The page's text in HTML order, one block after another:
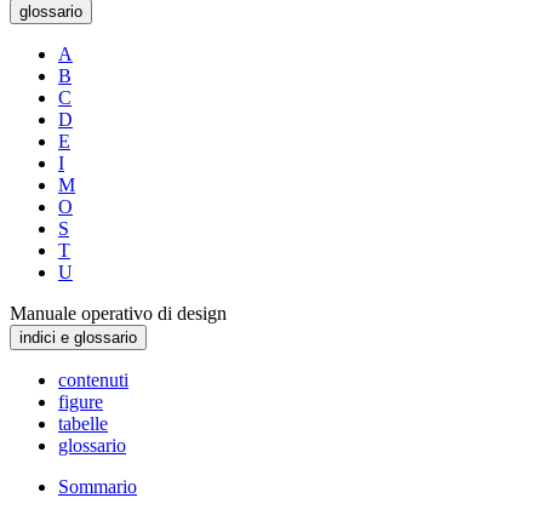
glossario
A
B
C
D
E
I
M
O
S
T
U
Manuale operativo di design
indici e glossario
contenuti
figure
tabelle
glossario
Sommario